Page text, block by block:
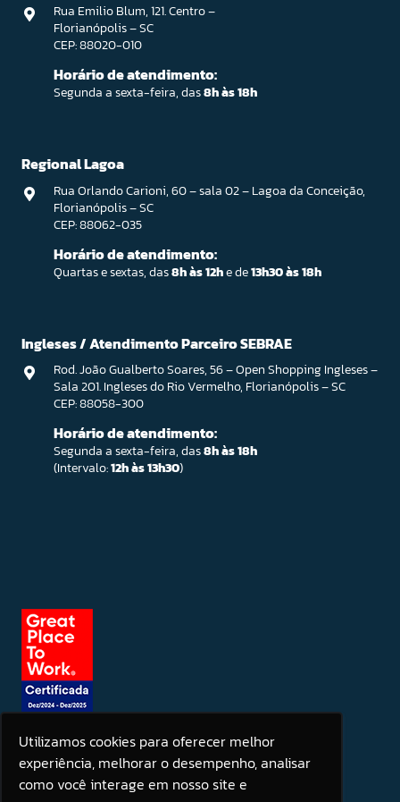
Utilizamos cookies para oferecer melhor
experiência, melhorar o desempenho, analisar
como você interage em nosso site e
Rua Emilio Blum, 121. Centro –
Florianópolis – SC
CEP: 88020-010
Horário de atendimento:
Segunda a sexta-feira, das8h às 18h
Regional Lagoa
Rua Orlando Carioni, 60 – sala 02 – Lagoa da Conceição,
Florianópolis – SC
CEP: 88062-035
Horário de atendimento:
Quartas e sextas, das8h às 12he de13h30 às 18h
Ingleses / Atendimento Parceiro SEBRAE
Rod. João Gualberto Soares, 56 – Open Shopping Ingleses –
Sala 201. Ingleses do Rio Vermelho, Florianópolis – SC
CEP: 88058-300
Horário de atendimento:
Segunda a sexta-feira, das8h às 18h
(Intervalo:12h às 13h30)
Seja um patrocinador